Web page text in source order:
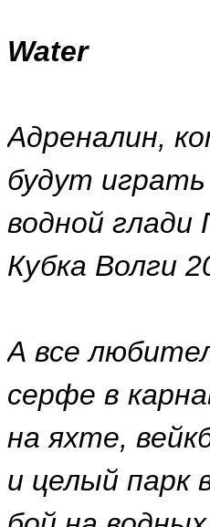
Water
Адреналин,
будут
водной глади
Кубка Волги
А все
серфе в
на яхте,
и целый парк